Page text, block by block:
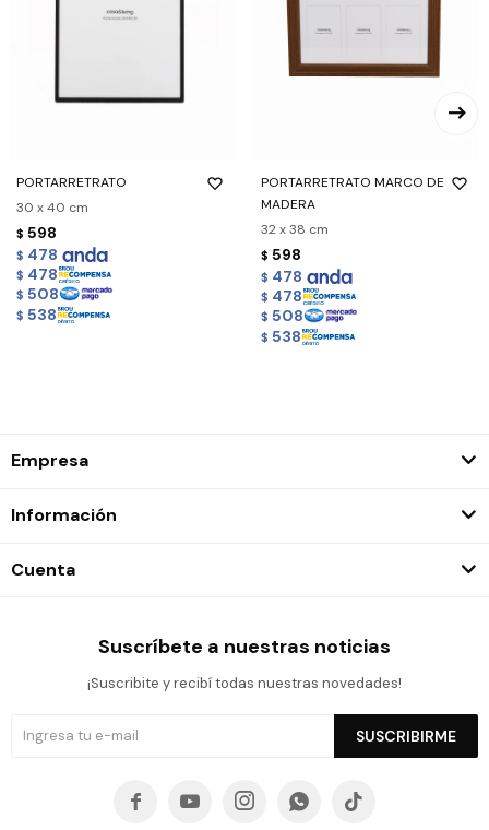
PORTARRETRATO
30 x 40 cm
$ 598
$ 478
$ 478
$ 508
$ 538
PORTARRETRATO MARCO DE
MADERA
32 x 38 cm
$ 598
$ 478
$ 478
$ 508
$ 538
Empresa
Información
Cuenta
Suscríbete a nuestras noticias
¡Suscribite y recibí todas nuestras novedades!
SUSCRIBIRME
    